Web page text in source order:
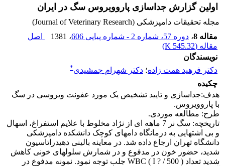
اولین گزارش جداسازی پاروویروس سگ در ایران
مجله تحقیقات دامپزشکی (Journal of Veterinary Research)
مقاله 8
، دوره 57، شماره 2 - شماره پیاپی 606 ، 1381
اصل
مقاله (545.32 K
)
نویسندگان
دکتر فرهید همت زاده؛ دکتر شهرام جمشیدی*
چکیده
هدف:جداسازی و تایید تشخیص یک مورد عفونت ویروسی در سگ
با پاروویروس.
طرح: مطالعه موردی.
تاریخچه: سگ نر 7 ماهه ای از نژاد مخلوط با علایم استفراغ، اسهال
و بی اشتهایی به درمانگاه دامهای کوچک دانشکده دامپزشکی
دانشگاه تهران ارجاع داده شد. در معاینه بالینی دهیدراتاسیون
شدید، حضور خون در مدفوع و در شمارش سلولهای خونی کاهش
شدید تعداد WBC ( I ? / 500 ) جلب توجه نمود. نمونه مدفوع در